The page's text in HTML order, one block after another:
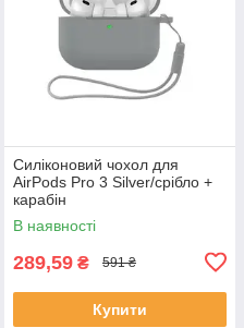
Силіконовий чохол для
AirPods Pro 3 Silver/срібло +
карабін
В наявності
289,59 ₴ 591 ₴
Купити